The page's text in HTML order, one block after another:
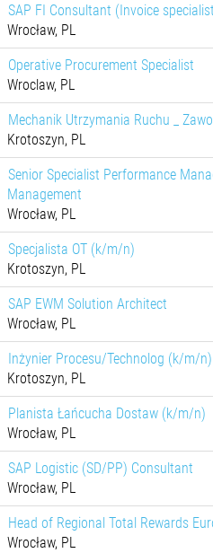
SAP FI Consultant (Invoice
Wrocław, PL
Operative Procurement Specialist
Wroclaw, PL
Mechanik Utrzymania Ruchu _
Krotoszyn, PL
Senior Specialist Performance
Management
Wrocław, PL
Specjalista OT (k/m/n)
Krotoszyn, PL
SAP EWM Solution Architect
Wrocław, PL
Inżynier Procesu/Technolog (k/m/n)
Krotoszyn, PL
Planista Łańcucha Dostaw (k/m/n)
Wrocław, PL
SAP Logistic (SD/PP) Consultant
Wrocław, PL
Head of Regional Total Rewards
Wrocław, PL